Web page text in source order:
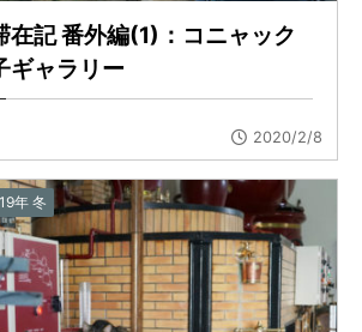
在記 番外編(1)：コニャック
ギャラリー
2020/2/8
年 冬